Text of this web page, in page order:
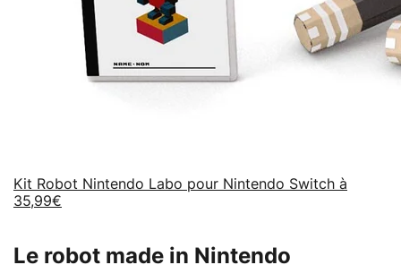
Kit Robot Nintendo Labo pour Nintendo Switch à
35,99€
Le robot made in Nintendo